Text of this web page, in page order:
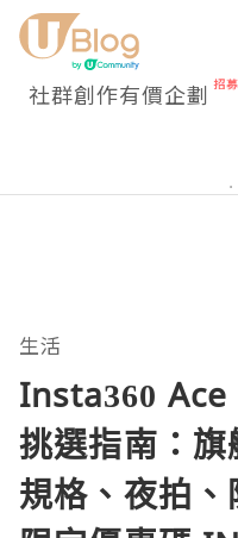
社群創作有價企劃
生活
Insta360 Ace
挑選指南：
規格、夜拍